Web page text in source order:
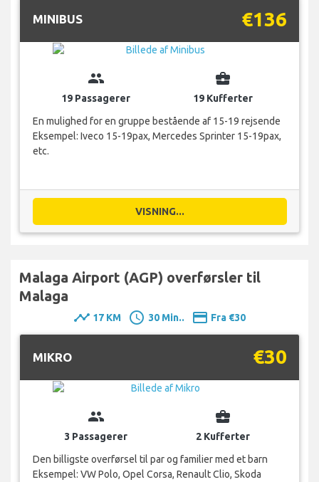
MINIBUS €136
group
19 Passagerer
business_center
19 Kufferter
En mulighed for en gruppe bestående af 15-19 rejsende
Eksempel: Iveco 15-19pax, Mercedes Sprinter 15-19pax,
etc.
VISNING...
Malaga Airport (AGP) overførsler til
Malaga
timeline 17 KM schedule 30 Min.. payment Fra €30
MIKRO €30
group
3 Passagerer
business_center
2 Kufferter
Den billigste overførsel til par og familier med et barn
Eksempel: VW Polo, Opel Corsa, Renault Clio, Skoda